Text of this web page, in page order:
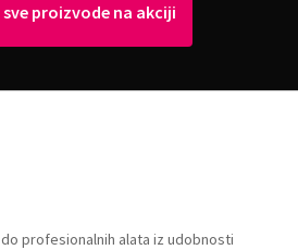
proizvode na akciji
profesionalnih alata iz udobnosti